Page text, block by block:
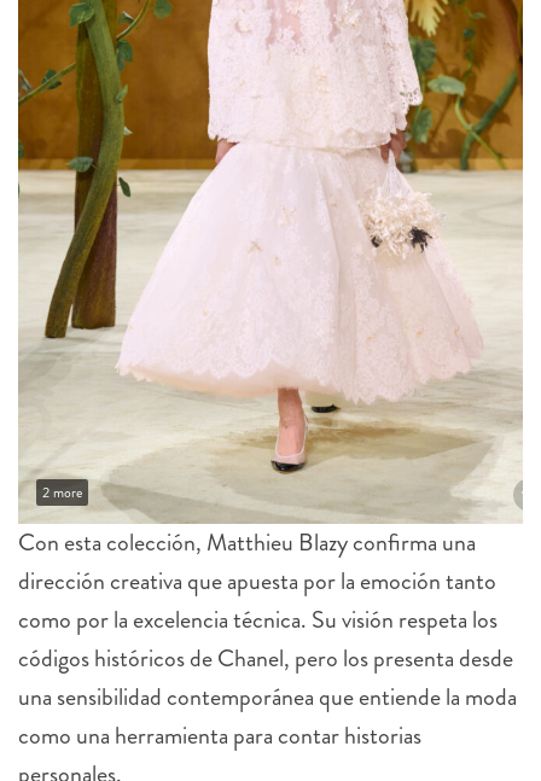
2 more
Con esta colección, Matthieu Blazy confirma una
dirección creativa que apuesta por la emoción tanto
como por la excelencia técnica. Su visión respeta los
códigos históricos de Chanel, pero los presenta desde
una sensibilidad contemporánea que entiende la moda
como una herramienta para contar historias
personales.